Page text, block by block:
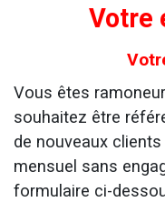
Votre
Vous êtes
souhaitez être
de nouveaux
mensuel sans
formulaire ci-